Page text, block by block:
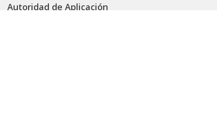
Autoridad de Aplicación